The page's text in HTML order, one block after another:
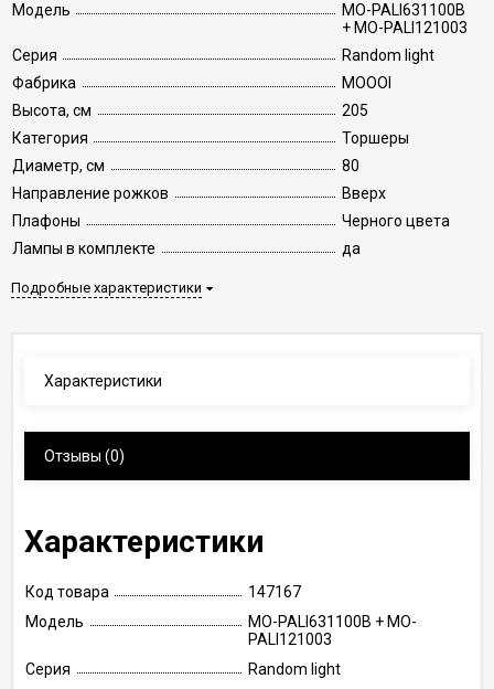
Модель
MO-PALI631100B
+ MO-PALI121003
Серия
Random light
Фабрика
MOOOI
Высота, см
205
Категория
Торшеры
Диаметр, см
80
Направление рожков
Вверх
Плафоны
Черного цвета
Лампы в комплекте
да
Подробные характеристики
Характеристики
Отзывы (0)
Характеристики
Код товара
147167
Модель
MO-PALI631100B + MO-
PALI121003
Серия
Random light